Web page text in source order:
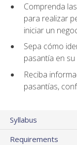
Comprenda
para realizar
iniciar un
Sepa cómo
pasantía en
Reciba
pasantías,
Syllabus
Requirements